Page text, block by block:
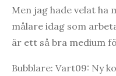
Men jag hade velat ha
målare idag som
är ett så bra medium
Bubblare: Vart09: Ny